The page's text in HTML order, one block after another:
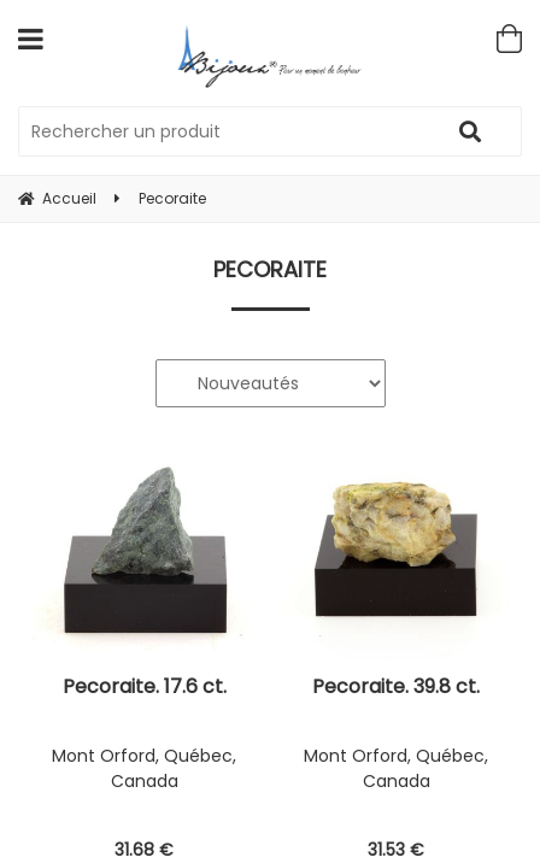
Accueil Pecoraite
PECORAITE
Pecoraite. 17.6 ct.
Mont Orford, Québec,
Canada
31.68 €
Pecoraite. 39.8 ct.
Mont Orford, Québec,
Canada
31.53 €